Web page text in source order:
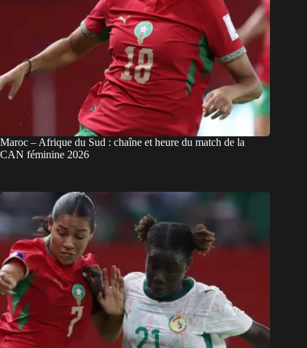
Maroc – Afrique du Sud : chaîne et heure du match de la
CAN féminine 2026